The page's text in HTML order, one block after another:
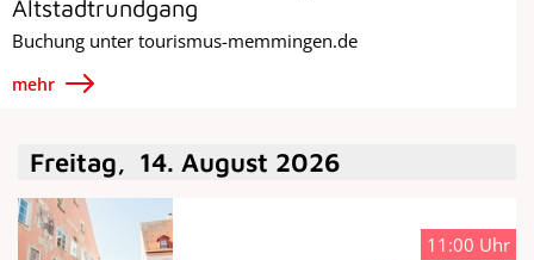
Altstadtrundgang
Buchung unter tourismus-memmingen.de
mehr
Freitag, 14. August 2026
11:00 Uhr